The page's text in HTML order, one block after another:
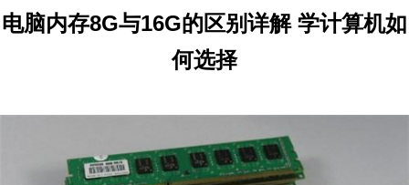
电脑内存8G与16G的区别详解 学计算机如
何选择